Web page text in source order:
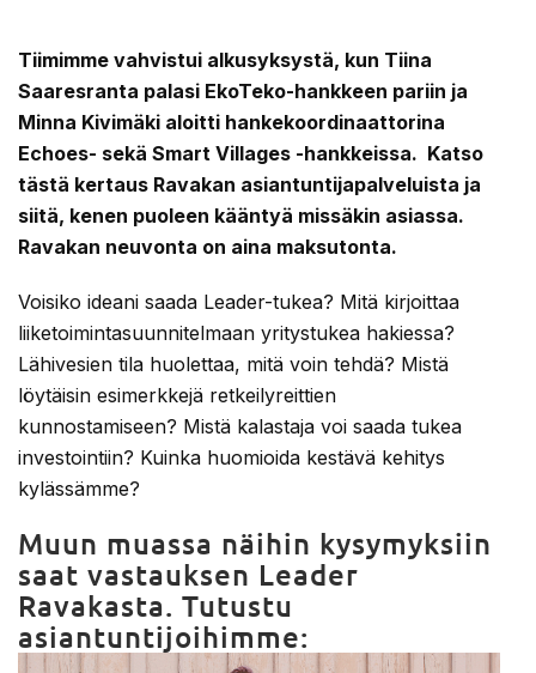
Tiimimme vahvistui alkusyksystä, kun Tiina
Saaresranta palasi EkoTeko-hankkeen pariin ja
Minna Kivimäki aloitti hankekoordinaattorina
Echoes- sekä Smart Villages -hankkeissa. Katso
tästä kertaus Ravakan asiantuntijapalveluista ja
siitä, kenen puoleen kääntyä missäkin asiassa.
Ravakan neuvonta on aina maksutonta.
Voisiko ideani saada Leader-tukea? Mitä kirjoittaa
liiketoimintasuunnitelmaan yritystukea hakiessa?
Lähivesien tila huolettaa, mitä voin tehdä? Mistä
löytäisin esimerkkejä retkeilyreittien
kunnostamiseen? Mistä kalastaja voi saada tukea
investointiin? Kuinka huomioida kestävä kehitys
kylässämme?
Muun muassa näihin kysymyksiin
saat vastauksen Leader
Ravakasta. Tutustu
asiantuntijoihimme: